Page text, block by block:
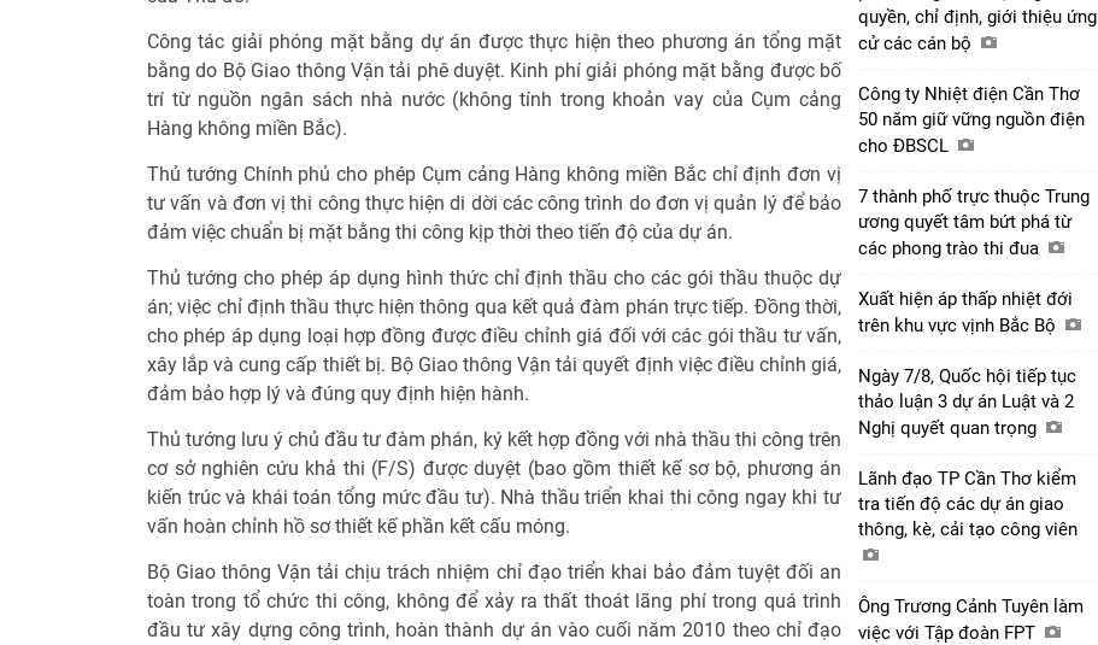
Công tác giải phóng mặt bằng dự án được thực hiện theo phương án tổng mặt
bằng do Bộ Giao thông Vận tải phê duyệt. Kinh phí giải phóng mặt bằng được bố
trí từ nguồn ngân sách nhà nước (không tính trong khoản vay của Cụm cảng
Hàng không miền Bắc).
Thủ tướng Chính phủ cho phép Cụm cảng Hàng không miền Bắc chỉ định đơn vị
tư vấn và đơn vị thi công thực hiện di dời các công trình do đơn vị quản lý để bảo
đảm việc chuẩn bị mặt bằng thi công kịp thời theo tiến độ của dự án.
Thủ tướng cho phép áp dụng hình thức chỉ định thầu cho các gói thầu thuộc dự
án; việc chỉ định thầu thực hiện thông qua kết quả đàm phán trực tiếp. Đồng thời,
cho phép áp dụng loại hợp đồng được điều chỉnh giá đối với các gói thầu tư vấn,
xây lắp và cung cấp thiết bị. Bộ Giao thông Vận tải quyết định việc điều chỉnh giá,
đảm bảo hợp lý và đúng quy định hiện hành.
Thủ tướng lưu ý chủ đầu tư đàm phán, ký kết hợp đồng với nhà thầu thi công trên
cơ sở nghiên cứu khả thi (F/S) được duyệt (bao gồm thiết kế sơ bộ, phương án
kiến trúc và khái toán tổng mức đầu tư). Nhà thầu triển khai thi công ngay khi tư
vấn hoàn chỉnh hồ sơ thiết kế phần kết cấu móng.
Bộ Giao thông Vận tải chịu trách nhiệm chỉ đạo triển khai bảo đảm tuyệt đối an
toàn trong tổ chức thi công, không để xảy ra thất thoát lãng phí trong quá trình
đầu tư xây dựng công trình, hoàn thành dự án vào cuối năm 2010 theo chỉ đạo
quyền, chỉ định, giới thiệu ứng
cử các cán bộ
Công ty Nhiệt điện Cần Thơ
50 năm giữ vững nguồn điện
cho ĐBSCL
7 thành phố trực thuộc Trung
ương quyết tâm bứt phá từ
các phong trào thi đua
Xuất hiện áp thấp nhiệt đới
trên khu vực vịnh Bắc Bộ
Ngày 7/8, Quốc hội tiếp tục
thảo luận 3 dự án Luật và 2
Nghị quyết quan trọng
Lãnh đạo TP Cần Thơ kiểm
tra tiến độ các dự án giao
thông, kè, cải tạo công viên
Ông Trương Cảnh Tuyên làm
việc với Tập đoàn FPT